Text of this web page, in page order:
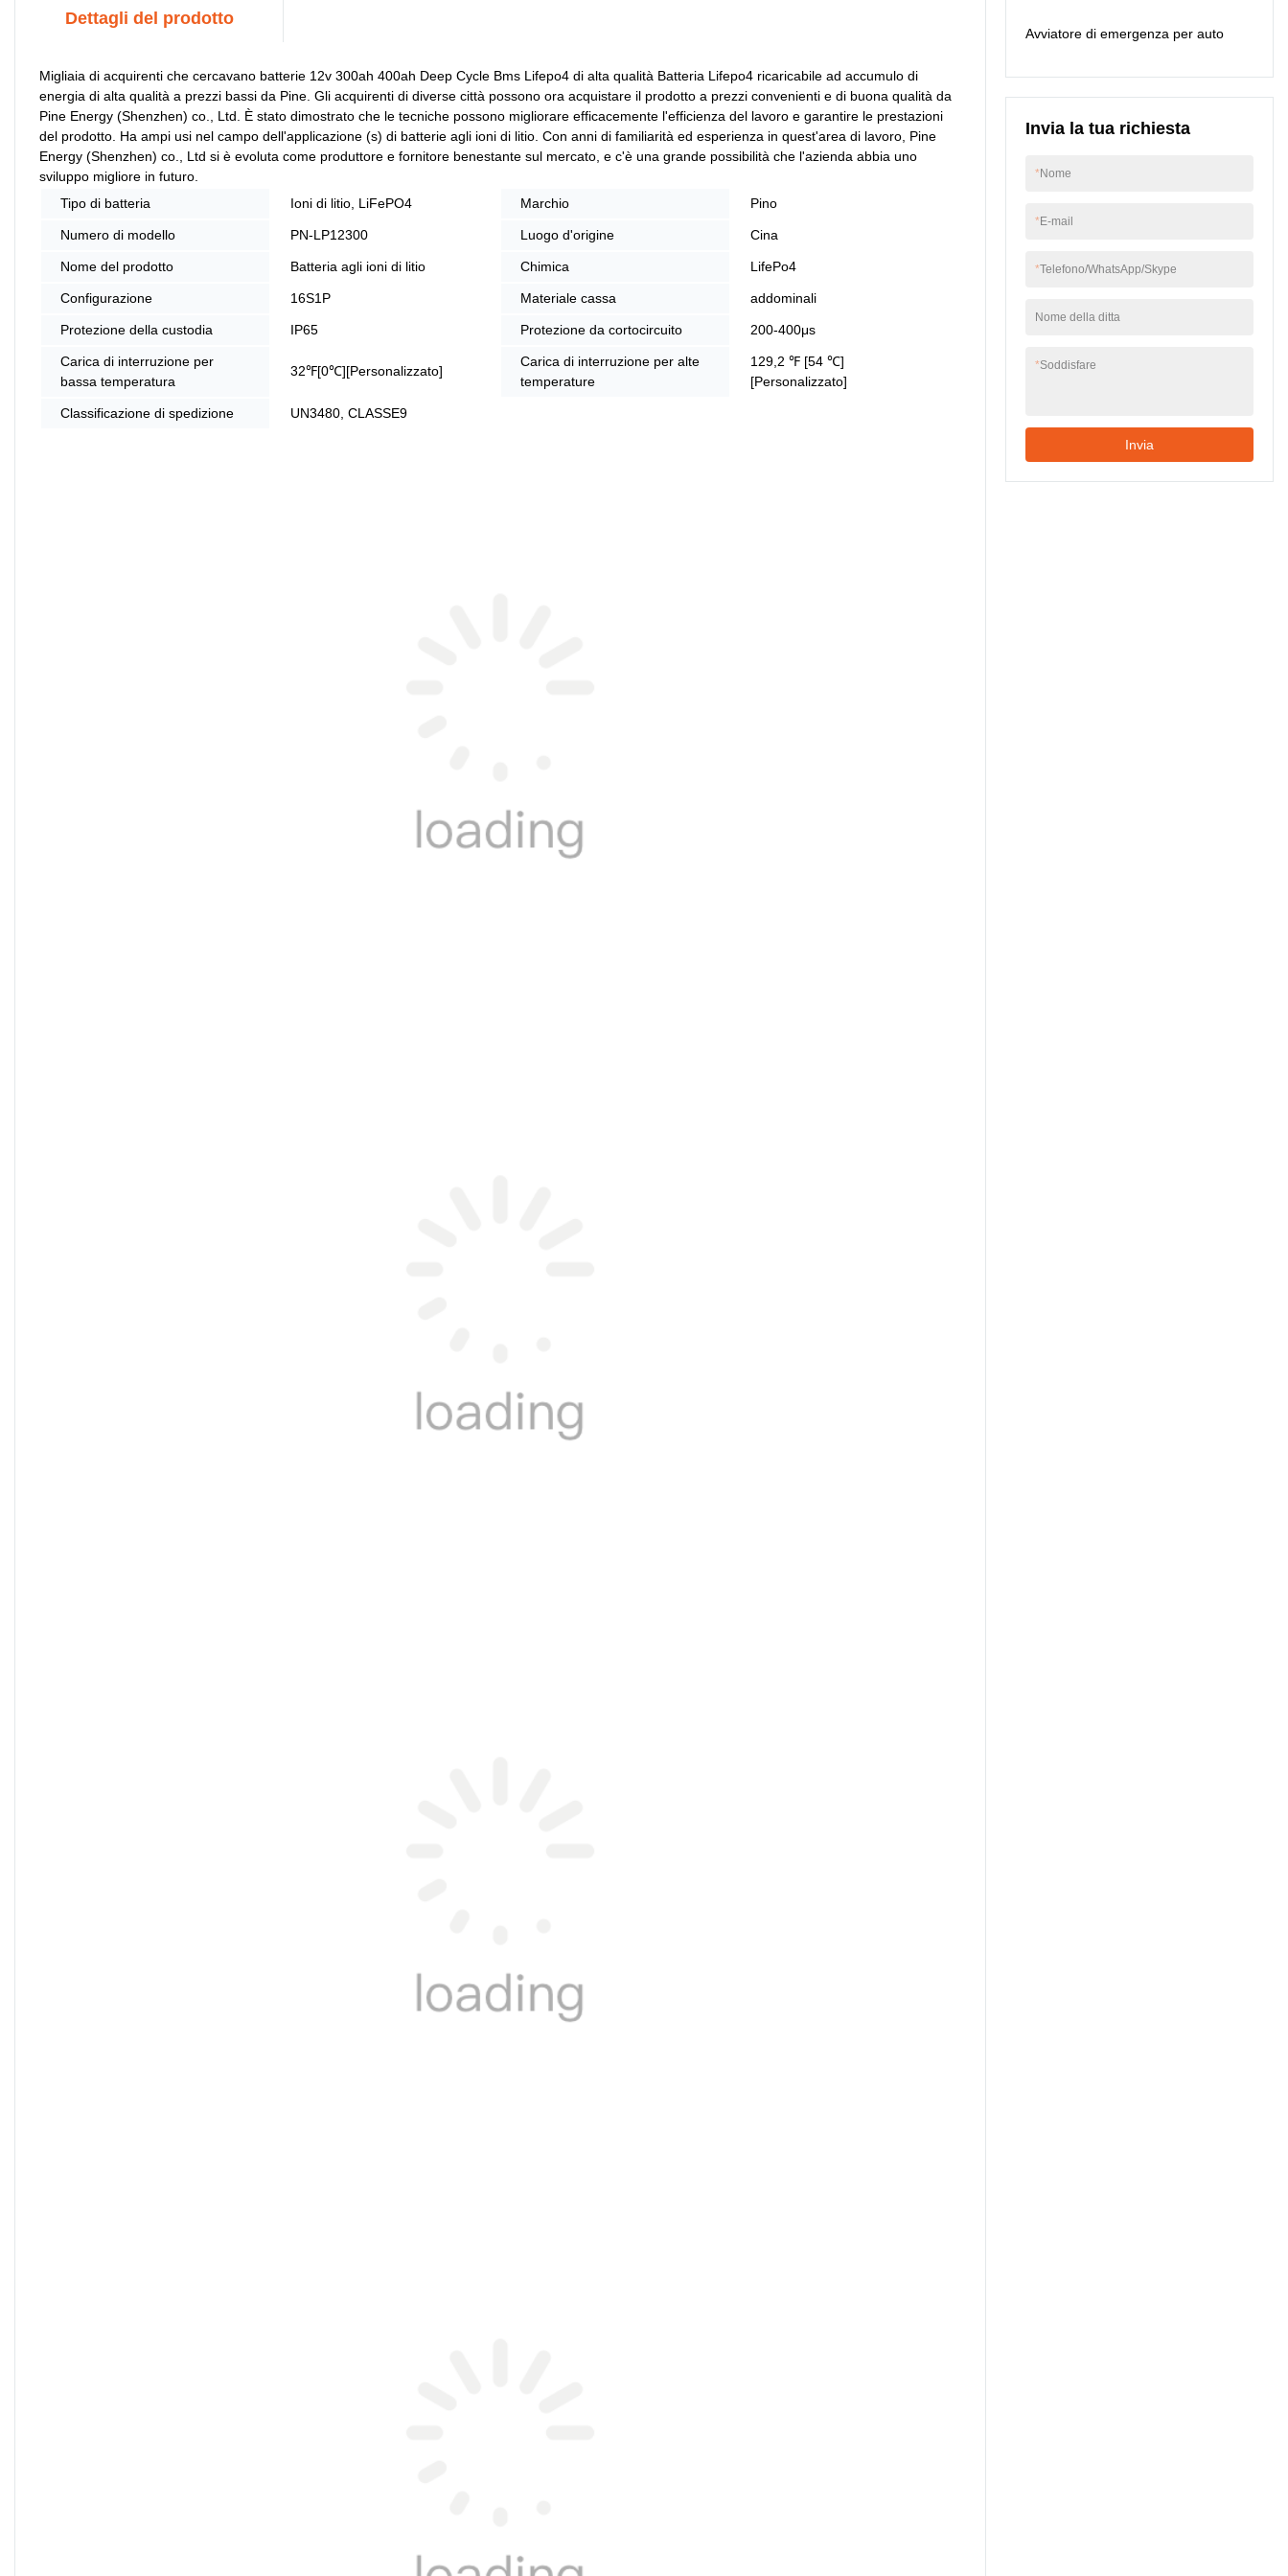
Dettagli del prodotto
Migliaia di acquirenti che cercavano batterie 12v 300ah 400ah Deep Cycle Bms Lifepo4 di alta qualità Batteria Lifepo4 ricaricabile ad accumulo di
energia di alta qualità a prezzi bassi da Pine. Gli acquirenti di diverse città possono ora acquistare il prodotto a prezzi convenienti e di buona qualità da
Pine Energy (Shenzhen) co., Ltd. È stato dimostrato che le tecniche possono migliorare efficacemente l'efficienza del lavoro e garantire le prestazioni
del prodotto. Ha ampi usi nel campo dell'applicazione (s) di batterie agli ioni di litio. Con anni di familiarità ed esperienza in quest'area di lavoro, Pine
Energy (Shenzhen) co., Ltd si è evoluta come produttore e fornitore benestante sul mercato, e c'è una grande possibilità che l'azienda abbia uno
sviluppo migliore in futuro.
Tipo di batteria
Ioni di litio, LiFePO4 Marchio Pino
Numero di modello PN-LP12300 Luogo d'origine Cina
Nome del prodotto Batteria agli ioni di litio Chimica LifePo4
Configurazione 16S1P Materiale cassa addominali
Protezione della custodia IP65 Protezione da cortocircuito 200-400μs
Carica di interruzione per
bassa temperatura
32℉[0℃][Personalizzato]
Carica di interruzione per alte
temperature
129,2 ℉ [54 ℃]
[Personalizzato]
Classificazione di spedizione UN3480, CLASSE9
particolarmente utile.
Avviatore di emergenza per auto
Invia la tua richiesta
*Nome
*E-mail
*Telefono/WhatsApp/Skype
Nome della ditta
*Soddisfare
Invia